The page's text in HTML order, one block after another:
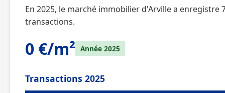
En 2025, le marché immobilier d'Arville a enregistre
transactions.
0 €/m² Année 2025
Transactions 2025